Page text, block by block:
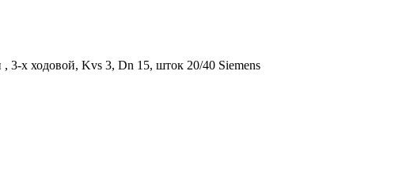
х ходовой, Kvs 3, Dn 15, шток 20/40 Siemens